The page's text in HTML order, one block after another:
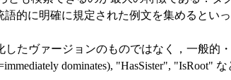
的に明確に規定された例文を集めるとい
たヴァージョンのものではなく，一般的
dominates), "HasSister", "IsRoot"